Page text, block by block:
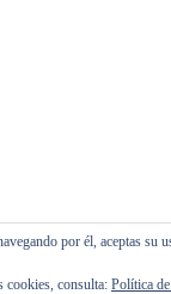
por él, aceptas su
cookies, consulta: Política